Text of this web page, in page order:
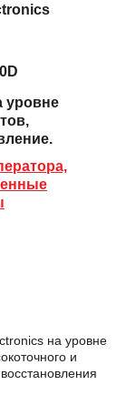
уровне
на уровне
и